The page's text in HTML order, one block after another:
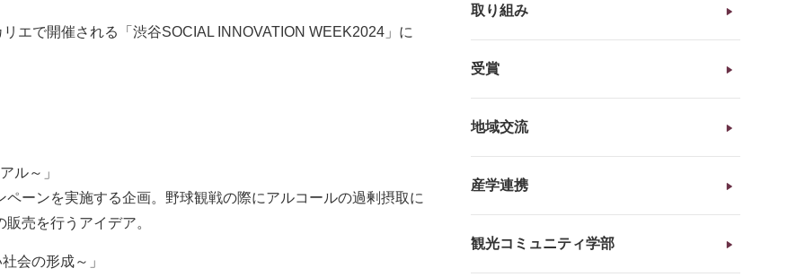
エで開催される「渋谷SOCIAL INNOVATION WEEK2024」に
ル～」
ーンを実施する企画。野球観戦の際にアルコールの過剰摂取に
売を行うアイデア。
会の形成～」
取り組み
受賞
地域交流
産学連携
観光コミュニティ学部